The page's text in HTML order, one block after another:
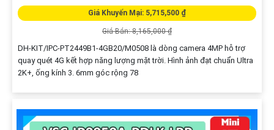
Giá Khuyến Mại: 5,715,500 ₫
Giá Bán: 8,165,000 ₫
DH-KIT/IPC-PT2449B1-4GB20/M0508 là dòng camera 4MP hỗ trợ
quay quét 4G kết hợp năng lượng mặt trời. Hình ảnh đạt chuẩn Ultra
2K+, ống kính 3. 6mm góc rộng 78